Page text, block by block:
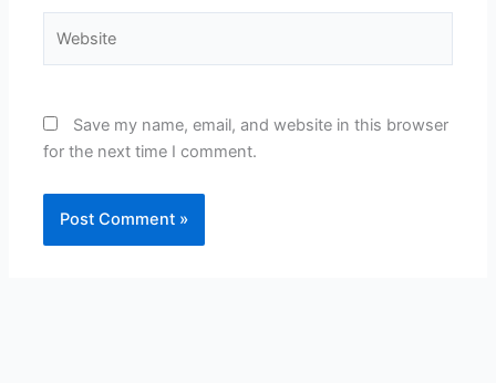
Save my name, email, and website in this browser
for the next time I comment.